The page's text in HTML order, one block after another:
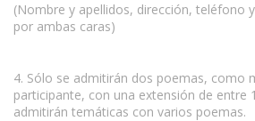
(Nombre y apellidos, dirección, teléfono
por ambas caras)
4. Sólo se admitirán dos poemas, como
participante, con una extensión de entre
admitirán temáticas con varios poemas.